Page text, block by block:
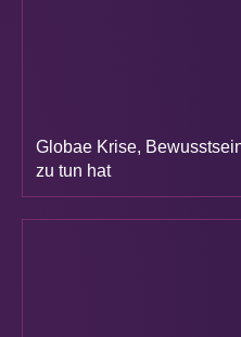
Globae Krise,
zu tun hat